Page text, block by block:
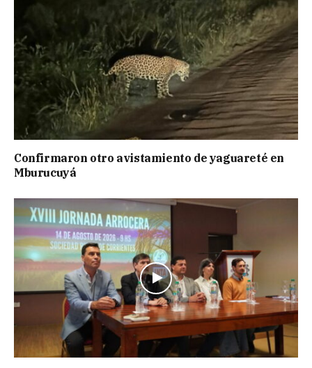
Confirmaron otro avistamiento de yaguareté en
Mburucuyá